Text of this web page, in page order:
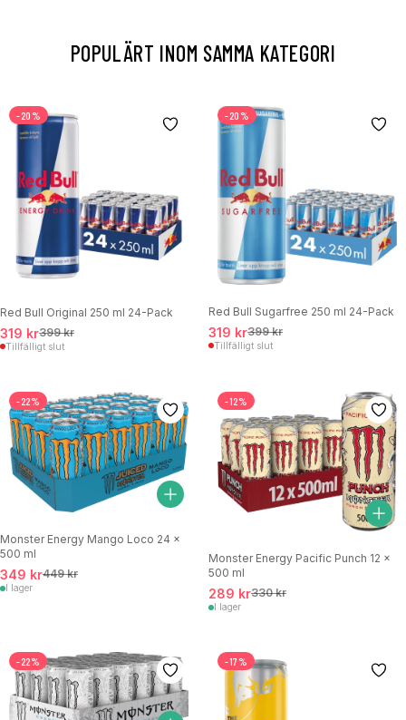
POPULÄRT INOM SAMMA KATEGORI
-20%
Red Bull Original 250 ml 24-Pack
319 kr399 kr
Tillfälligt slut
-20%
Red Bull Sugarfree 250 ml 24-Pack
319 kr399 kr
Tillfälligt slut
-22%
Monster Energy Mango Loco 24 x
500 ml
349 kr449 kr
I lager
-12%
Monster Energy Pacific Punch 12 x
500 ml
289 kr330 kr
I lager
-22% -17%